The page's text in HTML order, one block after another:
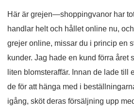
Här är grejen—shoppingvanor har
handlar helt och hållet online nu,
grejer online, missar du i princip en
kunder. Jag hade en kund förra året
liten blomsteraffär. Innan de lade till
de för att hänga med i
igång, sköt deras försäljning upp